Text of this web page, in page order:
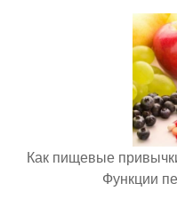
Как пищевые
Функции